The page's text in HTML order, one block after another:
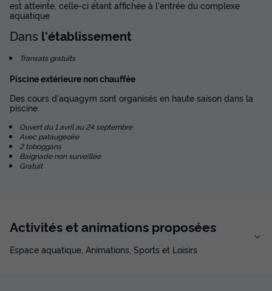
du19/09/2026au26/09/2026
Meilleur prix pour 7 nuits
Modifier les dates
Voir les disponibilités
MOBILHOME 6 personnes - Confort Clim 3
est atteinte, celle-ci étant affichée à l'entrée du complexe
aquatique
Dans l'établissement
Transats gratuits
Piscine extérieure non chauffée
Des cours d'aquagym sont organisés en haute saison dans la
piscine.
Ouvert du 1 avril au 24 septembre
Avec pataugeoire
2 toboggans
Baignade non surveillée
Gratuit
Activités et animations proposées
Espace aquatique, Animations, Sports et Loisirs